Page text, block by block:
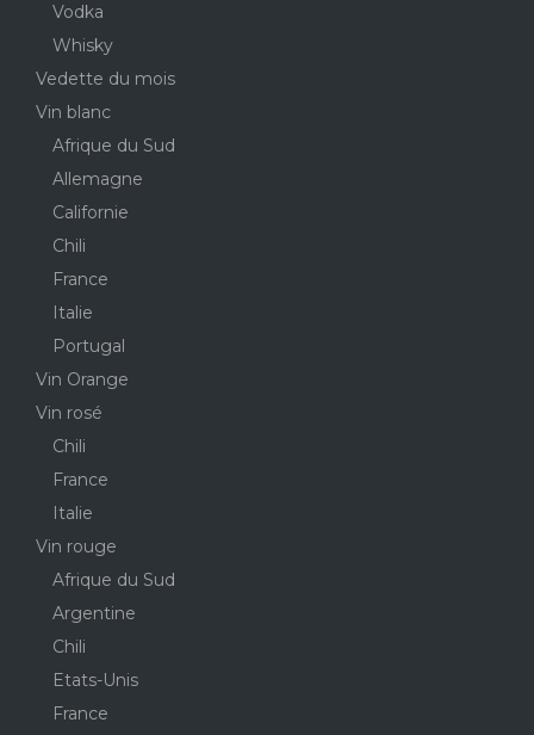
Vodka
Whisky
Vedette du mois
Vin blanc
Afrique du Sud
Allemagne
Californie
Chili
France
Italie
Portugal
Vin Orange
Vin rosé
Chili
France
Italie
Vin rouge
Afrique du Sud
Argentine
Chili
Etats-Unis
France